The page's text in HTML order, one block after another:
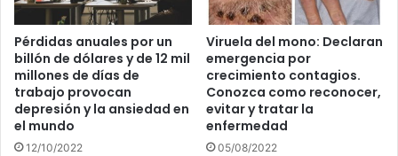
Pérdidas anuales por un
billón de dólares y de 12 mil
millones de días de
trabajo provocan
depresión y la ansiedad en
el mundo
12/10/2022
Viruela del mono: Declaran
emergencia por
crecimiento contagios.
Conozca como reconocer,
evitar y tratar la
enfermedad
05/08/2022